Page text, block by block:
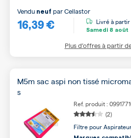
16,39 €
Vendu neuf parCellastor
Livré à partir
Samedi 8 août
Plus d’offres à partir
M5m sac aspi non tissé
s
Ref. produit :
(2)
Filtre pour